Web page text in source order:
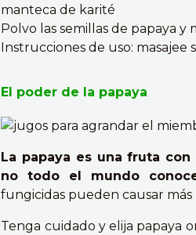
manteca de karité
Polvo las semillas de papaya
Instrucciones de uso:
El poder de la papaya
La papaya es una fruta
no todo el mundo
fungicidas pueden causar
Tenga cuidado y elija papaya